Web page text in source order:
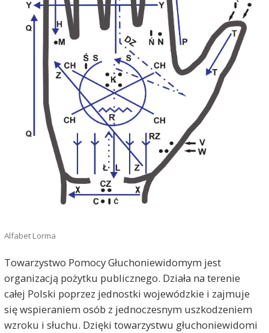
Alfabet Lorma
Towarzystwo Pomocy Głuchoniewidomym jest
organizacją pożytku publicznego. Działa na terenie
całej Polski poprzez jednostki wojewódzkie i zajmuje
się wspieraniem osób z jednoczesnym uszkodzeniem
wzroku i słuchu. Dzięki towarzystwu głuchoniewidomi